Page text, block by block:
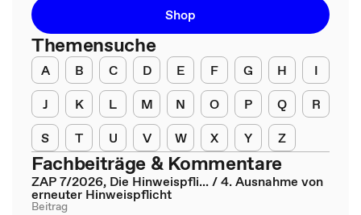
Shop
Themensuche
A B C D E F G H
I
J
K L M N O P Q
R
S
T U V W X Y Z
Fachbeiträge & Kommentare
ZAP 7/2026, Die Hinweispfli... / 4. Ausnahme von
erneuter Hinweispflicht
Beitrag